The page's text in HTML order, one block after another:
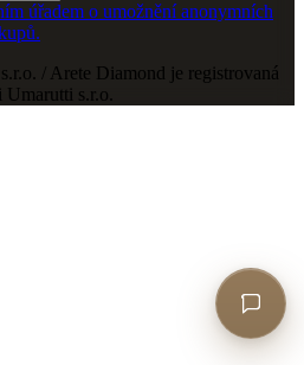
úřadem o umožnění anonymních
/ Arete Diamond je registrovaná
Umarutti s.r.o.